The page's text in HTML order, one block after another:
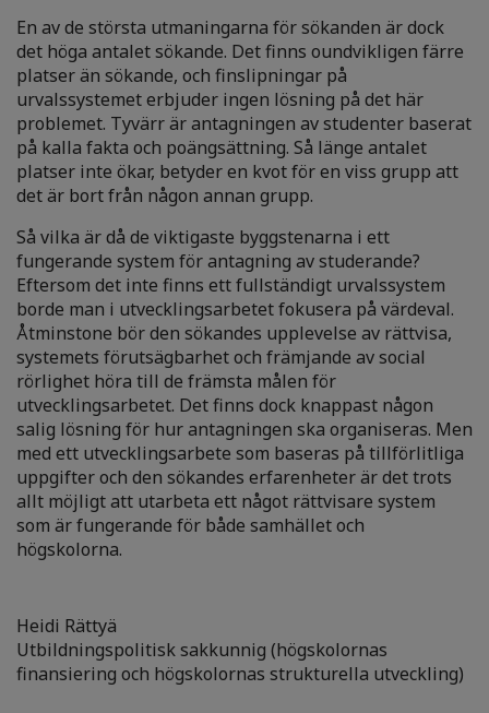
En av de största utmaningarna för sökanden är dock
det höga antalet sökande. Det finns oundvikligen färre
platser än sökande, och finslipningar på
urvalssystemet erbjuder ingen lösning på det här
problemet. Tyvärr är antagningen av studenter baserat
på kalla fakta och poängsättning. Så länge antalet
platser inte ökar, betyder en kvot för en viss grupp att
det är bort från någon annan grupp.
Så vilka är då de viktigaste byggstenarna i ett
fungerande system för antagning av studerande?
Eftersom det inte finns ett fullständigt urvalssystem
borde man i utvecklingsarbetet fokusera på värdeval.
Åtminstone bör den sökandes upplevelse av rättvisa,
systemets förutsägbarhet och främjande av social
rörlighet höra till de främsta målen för
utvecklingsarbetet. Det finns dock knappast någon
salig lösning för hur antagningen ska organiseras. Men
med ett utvecklingsarbete som baseras på tillförlitliga
uppgifter och den sökandes erfarenheter är det trots
allt möjligt att utarbeta ett något rättvisare system
som är fungerande för både samhället och
högskolorna.
Heidi Rättyä
Utbildningspolitisk sakkunnig (högskolornas
finansiering och högskolornas strukturella utveckling)